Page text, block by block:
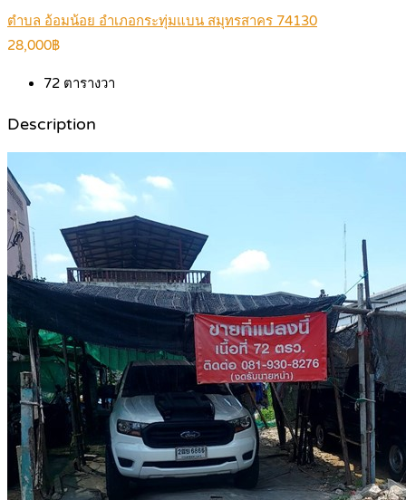
ตำบล อ้อมน้อย อำเภอกระทุ่มแบน สมุทรสาคร 74130
28,000฿
72 ตารางวา
Description